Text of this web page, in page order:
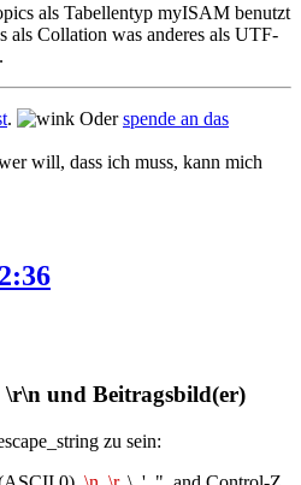
als Tabellentyp myISAM benutzt
Collation was anderes als UTF-
. Oderspende an das
will, dass ich muss, kann mich
und Beitragsbild(er)
zu sein: